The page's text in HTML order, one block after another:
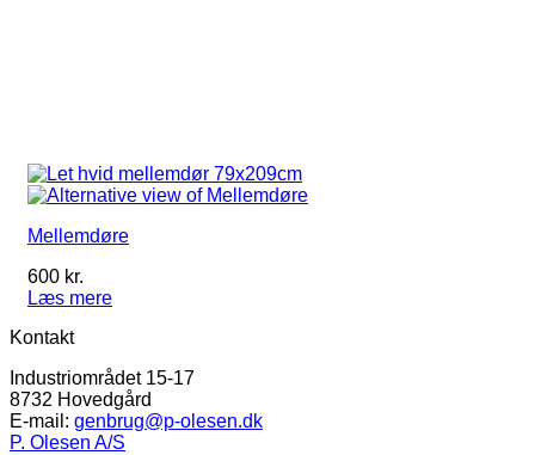
Mellemdøre
600 kr.
Læs mere
Kontakt
Industriområdet 15-17
8732 Hovedgård
E-mail: genbrug@p-olesen.dk
P. Olesen A/S